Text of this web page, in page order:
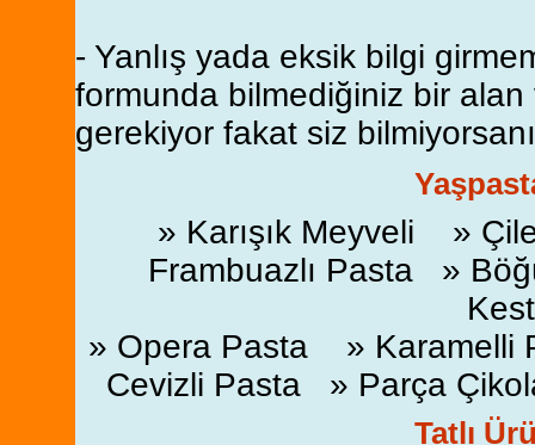
- Yanlış yada eksik bilgi
formunda bilmediğiniz bir
gerekiyor fakat siz
» Karışık Meyveli »
Frambuazlı Pasta »
» Opera Pasta »
Cevizli Pasta » Parça
Tatlı